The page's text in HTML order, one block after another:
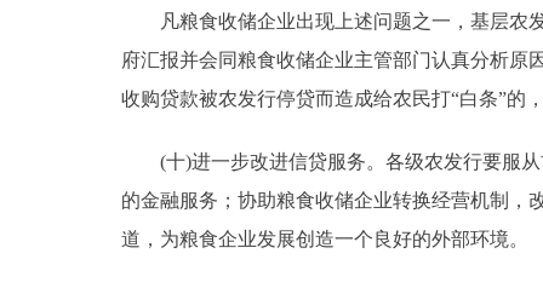
凡粮食收储企业出现上述问题之一，基层农发
府汇报并会同粮食收储企业主管部门认真分析
收购贷款被农发行停贷而造成给农民打“白条”的
(十)进一步改进信贷服务。各级农发行要服从
的金融服务；协助粮食收储企业转换经营机制，
道，为粮食企业发展创造一个良好的外部环境。